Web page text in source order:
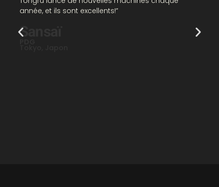
année, et ils sont excellents!”
Sansaï